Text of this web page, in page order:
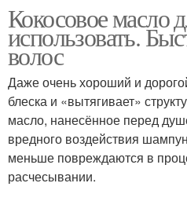
Кокосовое масло
использовать.
волос
Даже очень хороший и
блеска и «вытягивает»
масло, нанесённое перед
вредного воздействия
меньше повреждаются в
расчесывании.